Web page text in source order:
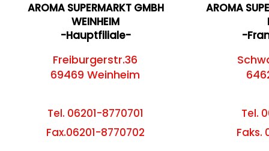
AROMA SUPERMARKT GMBH
WEINHEIM
-Hauptfiliale-
Freiburgerstr.36
69469 Weinheim
Tel. 06201-8770701
Fax.06201-8770702
AROMA
-
Tel.
Faks.